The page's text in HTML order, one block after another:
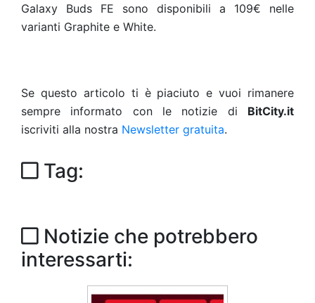
Galaxy Buds FE sono disponibili a 109€ nelle
varianti Graphite e White.
Se questo articolo ti è piaciuto e vuoi rimanere
sempre informato con le notizie di BitCity.it
iscriviti alla nostra Newsletter gratuita.
Tag:
Notizie che potrebbero
interessarti: